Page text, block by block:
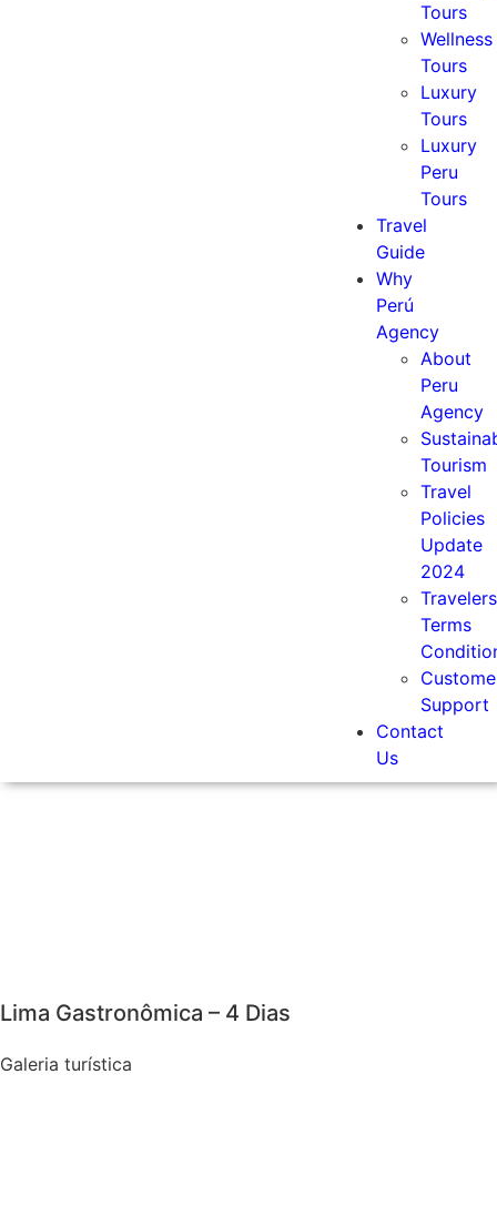
Tours
Wellness
Tours
Luxury
Tours
Luxury
Peru
Tours
Travel
Guide
Why
Perú
Agency
About
Peru
Agency
Tourism
Travel
Policies
Update
2024
Travelers
Terms
Support
Contact
Us
Lima Gastronômica – 4 Dias
Galeria turística